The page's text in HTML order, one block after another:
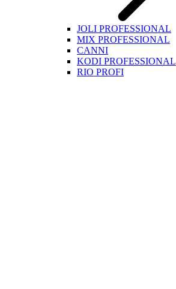
JOLI PROFESSIONAL
MIX PROFESSIONAL
CANNI
KODI PROFESSIONAL
RIO PROFI